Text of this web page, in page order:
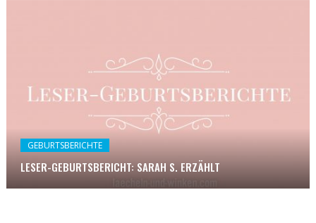
GEBURTSBERICHTE
LESER-GEBURTSBERICHT: SARAH S. ERZÄHLT